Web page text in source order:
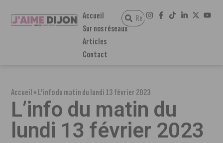
Accueil
Sur nos réseaux
Articles
Contact
Accueil»L’info du matin du lundi 13 février 2023
L’info du matin du
lundi 13 février 2023